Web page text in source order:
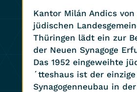
Kantor Milán Andics von
jüdischen
Thüringen lädt ein zur
der Neuen Synagoge
Das 1952 eingeweihte
´tteshaus ist der einzige
Synagogenneubau in der